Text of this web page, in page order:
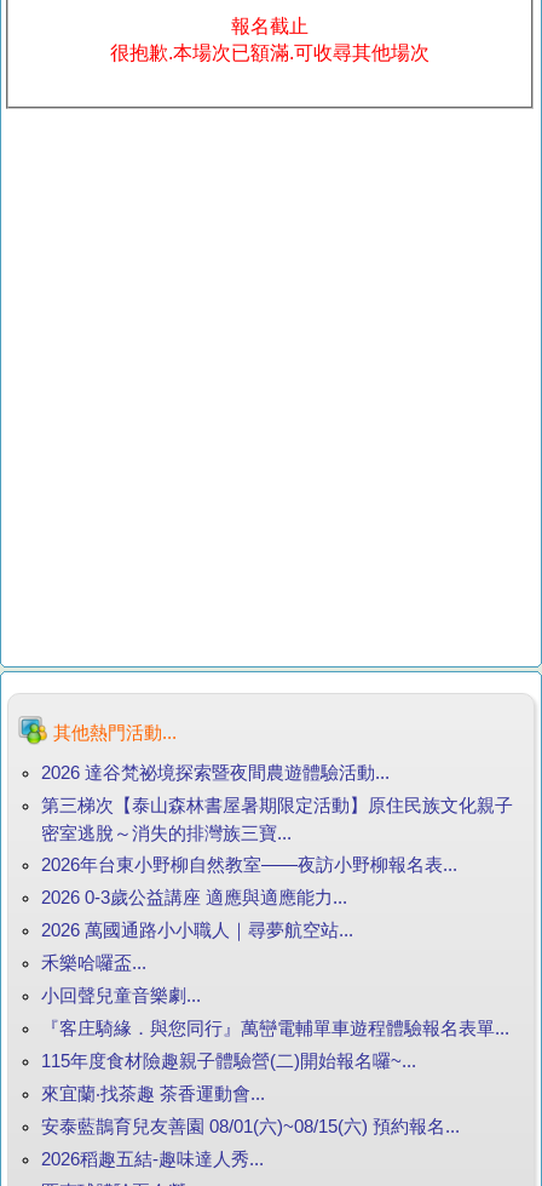
報名截止
很抱歉.本場次已額滿.可收尋其他場次
其他熱門活動...
2026 達谷梵祕境探索暨夜間農遊體驗活動...
第三梯次【泰山森林書屋暑期限定活動】原住民族文化親子
密室逃脫～消失的排灣族三寶...
2026年台東小野柳自然教室——夜訪小野柳報名表...
2026 0-3歲公益講座 適應與適應能力...
2026 萬國通路小小職人｜尋夢航空站...
禾樂哈囉盃...
小回聲兒童音樂劇...
『客庄騎緣．與您同行』萬巒電輔單車遊程體驗報名表單...
115年度食材險趣親子體驗營(二)開始報名囉~...
來宜蘭‧找茶趣 茶香運動會...
安泰藍鵲育兒友善園 08/01(六)~08/15(六) 預約報名...
2026稻趣五結-趣味達人秀...